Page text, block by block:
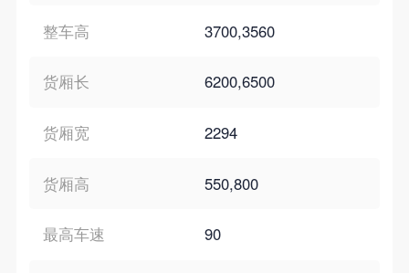
整车高 3700,3560
货厢长 6200,6500
货厢宽 2294
货厢高 550,800
最高车速 90